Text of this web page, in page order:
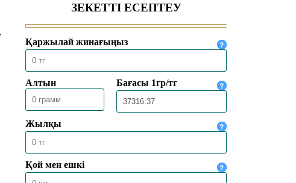
02.08.2024 13614
ИСЛАМ ДІНІН ЖАЙҒАН
САХАБАЛАР
24.07.2024